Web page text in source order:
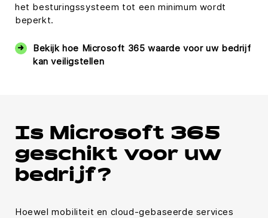
het besturingssysteem tot een minimum wordt
beperkt.
Bekijk hoe Microsoft 365 waarde voor uw bedrijf
kan veiligstellen
Is Microsoft 365
geschikt voor uw
bedrijf?
Hoewel mobiliteit en cloud-gebaseerde services